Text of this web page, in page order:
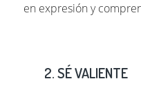
en expresión y
2. SÉ VALIENTE